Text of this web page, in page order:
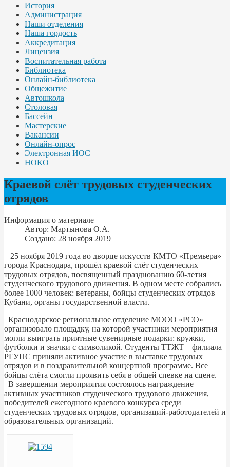
История
Администрация
Наши отделения
Наша гордость
Аккредитация
Лицензия
Воспитательная работа
Библиотека
Онлайн-библиотека
Общежитие
Автошкола
Столовая
Бассейн
Мастерские
Вакансии
Онлайн-опрос
Электронная ИОС
НОКО
Краевой слёт трудовых студенческих
отрядов
Информация о материале
Автор: Мартынова О.А.
Создано: 28 ноября 2019
25 ноября 2019 года во дворце искусств КМТО «Премьера»
города Краснодара, прошёл краевой слёт студенческих
трудовых отрядов, посвященный празднованию 60-летия
студенческого трудового движения. В одном месте собрались
более 1000 человек: ветераны, бойцы студенческих отрядов
Кубани, органы государственной власти.
Краснодарское региональное отделение МООО «РСО»
организовало площадку, на которой участники мероприятия
могли выиграть приятные сувенирные подарки: кружки,
футболки и значки с символикой. Студенты ТТЖТ – филиала
РГУПС приняли активное участие в выставке трудовых
отрядов и в поздравительной концертной программе. Все
бойцы слёта смогли проявить себя в общей спевке на сцене.
В завершении мероприятия состоялось награждение
активных участников студенческого трудового движения,
победителей ежегодного краевого конкурса среди
студенческих трудовых отрядов, организаций-работодателей и
образовательных организаций.